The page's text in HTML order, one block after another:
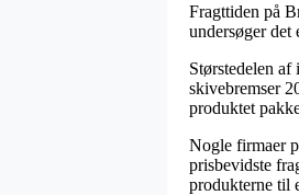
Fragttiden på
undersøger det
Størstedelen
skivebremser
produktet
Nogle firmaer
prisbevidste
produkterne til